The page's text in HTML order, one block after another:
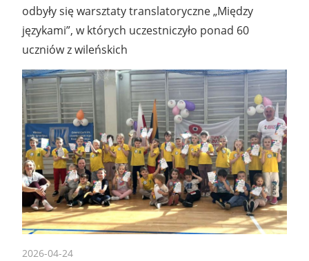
odbyły się warsztaty translatoryczne „Między
językami”, w których uczestniczyło ponad 60
uczniów z wileńskich
2026-04-24